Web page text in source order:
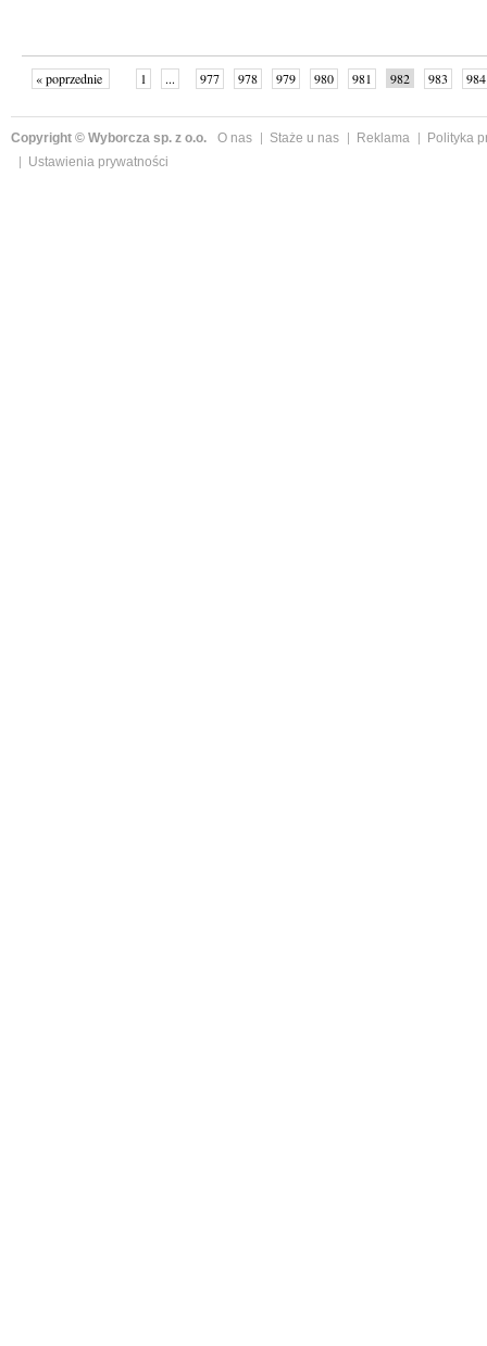
« poprzednie 1 ... 977 978 979 980 981 982 983
984
Copyright © Wyborcza sp. z o.o. O nas Staże u nas Reklama
Polityka
Ustawienia prywatności